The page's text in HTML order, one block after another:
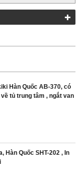
Hàn Quốc AB-370, có
tủ trung tâm , ngắt van
Hàn Quốc SHT-202 , In